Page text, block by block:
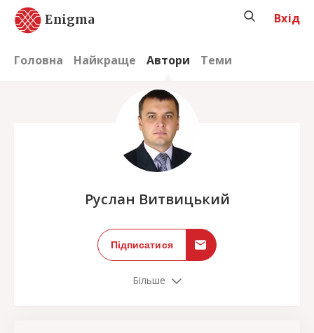
Enigma
Головна Найкраще Автори Теми
Вхід
Руслан Витвицький
Підписатися
Більше